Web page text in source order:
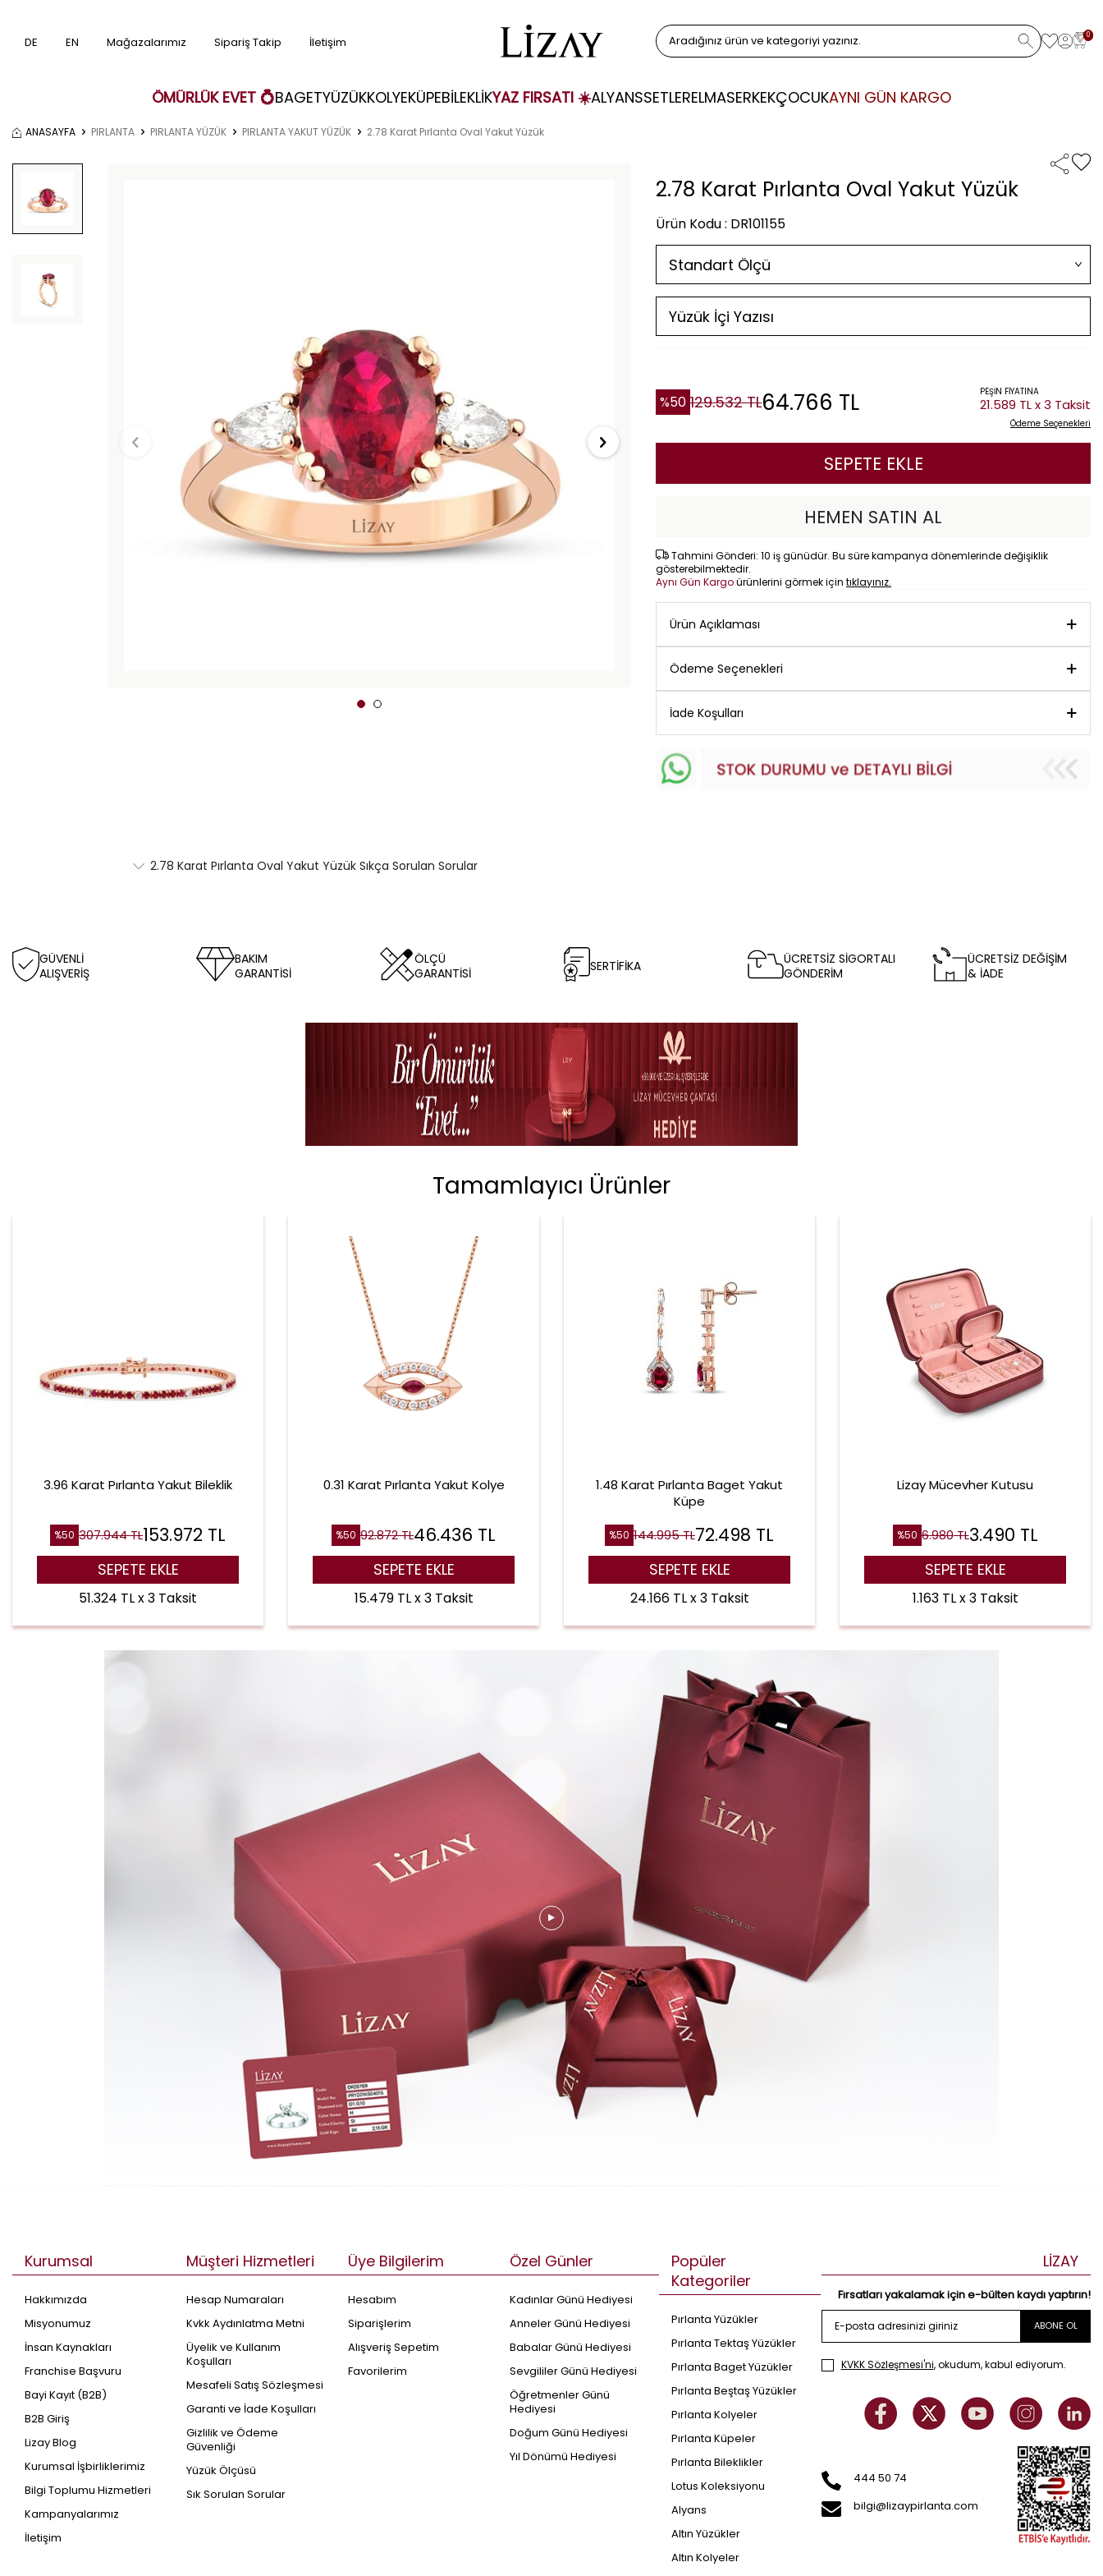
DE EN Mağazalarımız Sipariş Takip İletişim 0
ÖMÜRLÜK EVET 💍BAGETYÜZÜKKOLYEKÜPEBİLEKLİKYAZ FIRSATI ☀️ALYANSSETLERELMASERKEKÇOCUKAYNI GÜN KARGO
ANASAYFA PIRLANTA PIRLANTA YÜZÜK PIRLANTA YAKUT YÜZÜK 2.78 Karat Pırlanta Oval Yakut Yüzük
2.78 Karat Pırlanta Oval Yakut Yüzük
Ürün Kodu : DR101155
%50 129.532TL64.766 TL PEŞİN FİYATINA
21.589 TL x 3 Taksit
Ödeme Seçenekleri
SEPETE EKLE
HEMEN SATIN AL
Tahmini Gönderi: 10 iş günüdür. Bu süre kampanya dönemlerinde değişiklik
gösterebilmektedir.
Aynı Gün Kargoürünlerini görmek için tıklayınız.
Ürün Açıklaması
Ödeme Seçenekleri
İade Koşulları
2.78 Karat Pırlanta Oval Yakut Yüzük Sıkça Sorulan Sorular
GÜVENLİ
ALIŞVERİŞ
BAKIM
GARANTİSİ
ÖLÇÜ
GARANTİSİ
SERTİFİKA
ÜCRETSİZ SİGORTALI
GÖNDERİM
ÜCRETSİZ DEĞİŞİM
& İADE
Tamamlayıcı Ürünler
3.96 Karat Pırlanta Yakut Bileklik
%50 307.944TL153.972 TL
SEPETE EKLE
51.324 TL x 3 Taksit
0.31 Karat Pırlanta Yakut Kolye
%50 92.872TL46.436 TL
SEPETE EKLE
15.479 TL x 3 Taksit
1.48 Karat Pırlanta Baget Yakut
Küpe
%50 144.995TL72.498 TL
SEPETE EKLE
24.166 TL x 3 Taksit
Lizay Mücevher Kutusu
%50 6.980TL3.490 TL
SEPETE EKLE
1.163 TL x 3 Taksit
Kurumsal
Hakkımızda
Misyonumuz
İnsan Kaynakları
Franchise Başvuru
Bayi Kayıt (B2B)
B2B Giriş
Lizay Blog
Kurumsal İşbirliklerimiz
Bilgi Toplumu Hizmetleri
Kampanyalarımız
İletişim
Müşteri Hizmetleri
Hesap Numaraları
Kvkk Aydınlatma Metni
Üyelik ve Kullanım
Koşulları
Mesafeli Satış Sözleşmesi
Garanti ve İade Koşulları
Gizlilik ve Ödeme
Güvenliği
Yüzük Ölçüsü
Sık Sorulan Sorular
Üye Bilgilerim
Hesabım
Siparişlerim
Alışveriş Sepetim
Favorilerim
Özel Günler
Kadınlar Günü Hediyesi
Anneler Günü Hediyesi
Babalar Günü Hediyesi
Sevgililer Günü Hediyesi
Öğretmenler Günü
Hediyesi
Doğum Günü Hediyesi
Yıl Dönümü Hediyesi
Popüler
Kategoriler
Pırlanta Yüzükler
Pırlanta Tektaş Yüzükler
Pırlanta Baget Yüzükler
Pırlanta Beştaş Yüzükler
Pırlanta Kolyeler
Pırlanta Küpeler
Pırlanta Bileklikler
Lotus Koleksiyonu
Alyans
Altın Yüzükler
Altın Kolyeler
LİZAY
Fırsatları yakalamak için e-bülten kaydı yaptırın!
ABONE OL
KVKK Sözleşmesi'ni, okudum, kabul ediyorum.
444 50 74
bilgi@lizaypirlanta.com